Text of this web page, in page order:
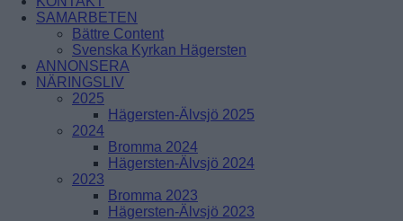
ÅRSTADAL
ÄLVSJÖ
SOLBERGA
BREDÄNG
SKÄRHOLMEN
SÄTRA
VÅRBERG
Enskede-Årsta-Vantör
BANDHAGEN
ENSKEDEFÄLTET
ENSKEDE GÅRD
GAMLA ENSKEDE
SAMARBETEN
Bättre Content
Svenska Kyrkan Hägersten
ANNONSERA
NÄRINGSLIV
2025
Hägersten-Älvsjö 2025
2024
Bromma 2024
Hägersten-Älvsjö 2024
2023
Bromma 2023
Hägersten-Älvsjö 2023